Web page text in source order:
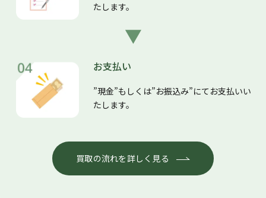
たします。
お支払い
”現金”もしくは”お振込み”にてお支払いい
たします。
買取の流れを詳しく見る